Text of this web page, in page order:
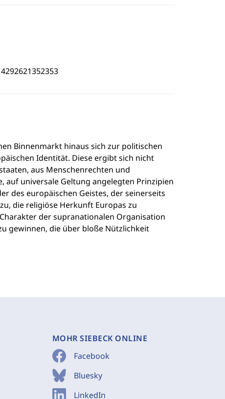
Binnenmarkt hinaus sich zur politischen
Identität. Diese ergibt sich nicht
aus Menschenrechten und
auf universale Geltung angelegten Prinzipien
des europäischen Geistes, der seinerseits
die religiöse Herkunft Europas zu
der supranationalen Organisation
gewinnen, die über bloße Nützlichkeit
MOHR SIEBECK ONLINE
Facebook
Bluesky
LinkedIn